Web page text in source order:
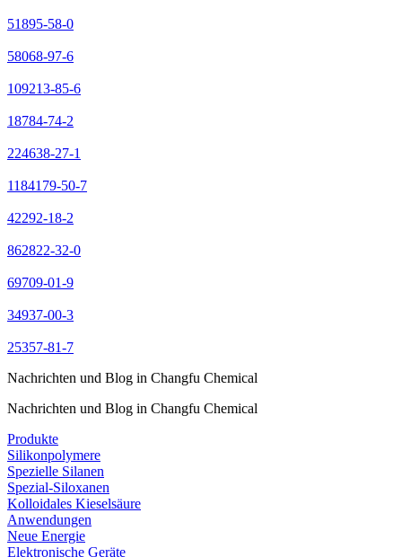
51895-58-0
58068-97-6
109213-85-6
18784-74-2
224638-27-1
1184179-50-7
42292-18-2
862822-32-0
69709-01-9
34937-00-3
25357-81-7
Nachrichten und Blog in Changfu Chemical
Nachrichten und Blog in Changfu Chemical
Produkte
Silikonpolymere
Spezielle Silanen
Spezial-Siloxanen
Kolloidales Kieselsäure
Anwendungen
Neue Energie
Elektronische Geräte